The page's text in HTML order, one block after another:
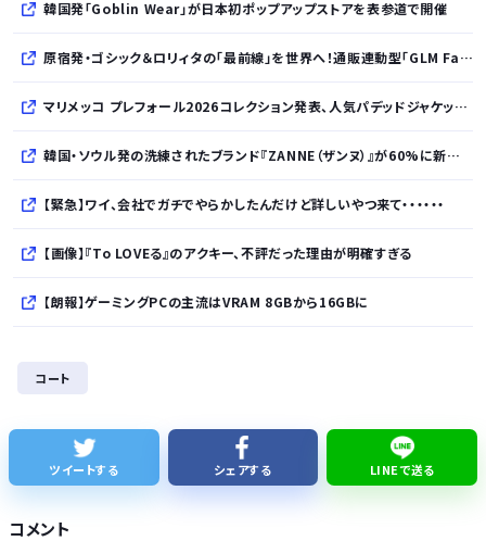
韓国発「Goblin Wear」が日本初ポップアップストアを表参道で開催
原宿発・ゴシック＆ロリィタの「最前線」を世界へ！通販連動型「GLM Fashion Show 2026」9月開催
マリメッコ プレフォール2026コレクション発表、人気パデッドジャケットの日本限定カラーも登場
韓国・ソウル発の洗練されたブランド『ZANNE（ザンヌ）』が60%に新規入店、モダン×エフォートレスなコレクションを展開
【緊急】ワイ、会社でガチでやらかしたんだけど詳しいやつ来て・・・・・・
【画像】『To LOVEる』のアクキー、不評だった理由が明確すぎる
【朗報】ゲーミングPCの主流はVRAM 8GBから16GBに
【悲報】「下げるのが筋なんですけど…」消費減税で値下がりする分と同じだけ商品を値上げして店頭価格を変えない店も…
コート
ツイートする シェアする LINEで送る
コメント